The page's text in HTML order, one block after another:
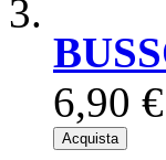
6,90 €
Acquista